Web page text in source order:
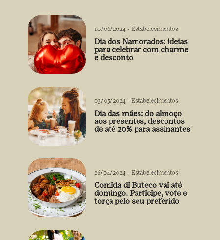
10/06/2024 - Estabelecimentos
Dia dos Namorados: ideias
para celebrar com charme
e desconto
03/05/2024 - Estabelecimentos
Dia das mães: do almoço
aos presentes, descontos
de até 20% para assinantes
26/04/2024 - Estabelecimentos
Comida di Buteco vai até
domingo. Participe, vote e
torça pelo seu preferido